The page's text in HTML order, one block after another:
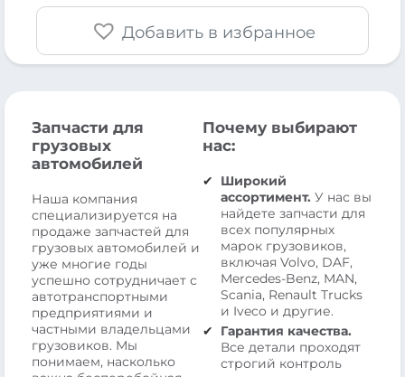
Добавить в избранное
Запчасти для
грузовых
автомобилей
Наша компания
специализируется на
продаже запчастей для
грузовых автомобилей и
уже многие годы
успешно сотрудничает с
автотранспортными
предприятиями и
частными владельцами
грузовиков. Мы
понимаем, насколько
Почему выбирают
нас:
Широкий
ассортимент. У нас вы
найдете запчасти для
всех популярных
марок грузовиков,
включая Volvo, DAF,
Mercedes-Benz, MAN,
Scania, Renault Trucks
и Iveco и другие.
Гарантия качества.
Все детали проходят
строгий контроль